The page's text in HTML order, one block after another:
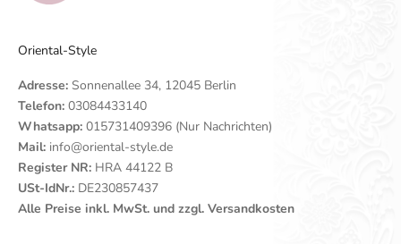
Oriental-Style
Adresse: Sonnenallee 34, 12045 Berlin
Telefon: 03084433140
Whatsapp: 015731409396 (Nur Nachrichten)
Mail: info@oriental-style.de
Register NR: HRA 44122 B
USt-IdNr.: DE230857437
Alle Preise inkl. MwSt. und zzgl. Versandkosten